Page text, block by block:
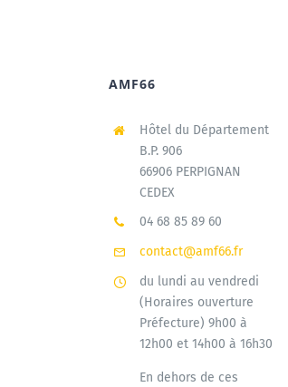
AMF66
Hôtel du Département
B.P. 906
66906 PERPIGNAN
CEDEX
04 68 85 89 60
contact@amf66.fr
du lundi au vendredi
(Horaires ouverture
Préfecture) 9h00 à
12h00 et 14h00 à 16h30
En dehors de ces